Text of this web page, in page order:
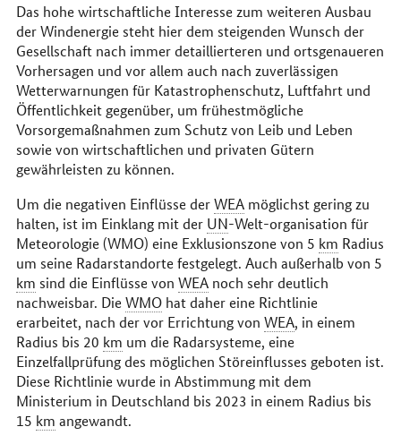
Das hohe wirtschaftliche Interesse zum weiteren Ausbau
der Windenergie steht hier dem steigenden Wunsch der
Gesellschaft nach immer detaillierteren und ortsgenaueren
Vorhersagen und vor allem auch nach zuverlässigen
Wetterwarnungen für Katastrophenschutz, Luftfahrt und
Öffentlichkeit gegenüber, um frühestmögliche
Vorsorgemaßnahmen zum Schutz von Leib und Leben
sowie von wirtschaftlichen und privaten Gütern
gewährleisten zu können.
Um die negativen Einflüsse derWEAmöglichst gering zu
halten, ist im Einklang mit der UN-Welt-organisation für
Meteorologie (WMO) eine Exklusionszone von 5 km Radius
um seine Radarstandorte festgelegt. Auch außerhalb von 5
km sind die Einflüsse von WEAnoch sehr deutlich
nachweisbar. Die WMOhat daher eine Richtlinie
erarbeitet, nach der vor Errichtung von WEA, in einem
Radius bis 20 km um die Radarsysteme, eine
Einzelfallprüfung des möglichen Störeinflusses geboten ist.
Diese Richtlinie wurde in Abstimmung mit dem
Ministerium in Deutschland bis 2023 in einem Radius bis
15 km angewandt.